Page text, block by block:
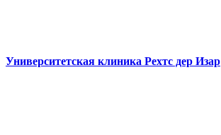
Университетская клиника Рехтс дер Изар